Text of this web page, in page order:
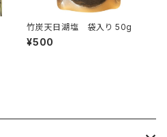
竹炭天日湖塩 袋入り 50g
¥500